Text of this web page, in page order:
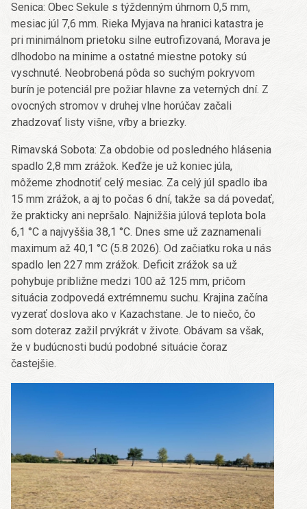
Senica: Obec Sekule s týždenným úhrnom 0,5 mm,
mesiac júl 7,6 mm. Rieka Myjava na hranici katastra je
pri minimálnom prietoku silne eutrofizovaná, Morava je
dlhodobo na minime a ostatné miestne potoky sú
vyschnuté. Neobrobená pôda so suchým pokryvom
burín je potenciál pre požiar hlavne za veterných dní. Z
ovocných stromov v druhej vlne horúčav začali
zhadzovať listy višne, vŕby a briezky.
Rimavská Sobota: Za obdobie od posledného hlásenia
spadlo 2,8 mm zrážok. Keďže je už koniec júla,
môžeme zhodnotiť celý mesiac. Za celý júl spadlo iba
15 mm zrážok, a aj to počas 6 dní, takže sa dá povedať,
že prakticky ani nepršalo. Najnižšia júlová teplota bola
6,1 °C a najvyššia 38,1 °C. Dnes sme už zaznamenali
maximum až 40,1 °C (5.8 2026). Od začiatku roka u nás
spadlo len 227 mm zrážok. Deficit zrážok sa už
pohybuje približne medzi 100 až 125 mm, pričom
situácia zodpovedá extrémnemu suchu. Krajina začína
vyzerať doslova ako v Kazachstane. Je to niečo, čo
som doteraz zažil prvýkrát v živote. Obávam sa však,
že v budúcnosti budú podobné situácie čoraz
častejšie.